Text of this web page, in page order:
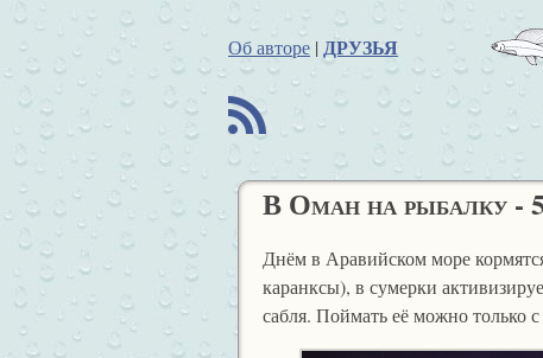
Об авторе | ДРУЗЬЯ
B
В Оман на рыбалку - 5
Днём в Аравийском море
каранксы), в сумерки
сабля. Поймать её можно только